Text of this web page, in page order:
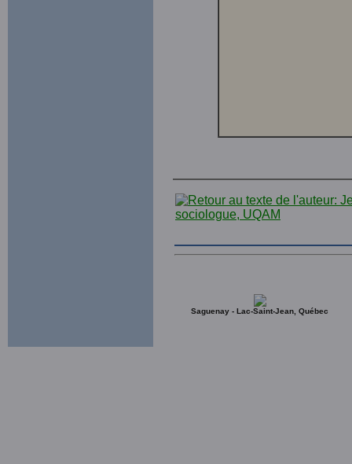
Saguenay - Lac-Saint-Jean, Québec